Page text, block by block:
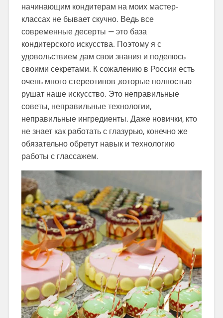
начинающим кондитерам на моих мастер-
классах не бывает скучно. Ведь все
современные десерты — это база
кондитерского искусства. Поэтому я с
удовольствием дам свои знания и поделюсь
своими секретами. К сожалению в России есть
очень много стереотипов ,которые полностью
рушат наше искусство. Это неправильные
советы, неправильные технологии,
неправильные ингредиенты. Даже новички, кто
не знает как работать с глазурью, конечно же
обязательно обретут навык и технологию
работы с глассажем.